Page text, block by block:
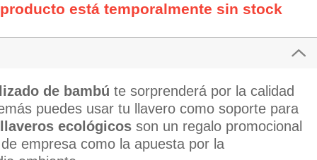
está temporalmente sin stock
de bambú te sorprenderá por la calidad
puedes usar tu llavero como soporte para
llaveros ecológicos son un regalo promocional
empresa como la apuesta por la